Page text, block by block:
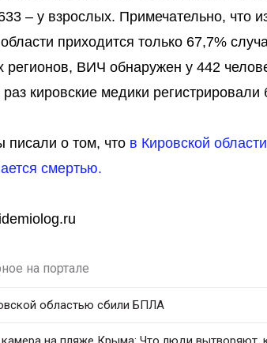
– у взрослых. Примечательно,
приходится только 67,7%
регионов, ВИЧ обнаружен у 442
раз кировские медики
писали о том, что в Кировской
смертью.
на портале
областью сбили БПЛА